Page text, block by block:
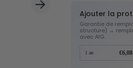
Organisateurs de
Ajouter la
Garantie de
structure) →
avec AIG.
1 an €6,08